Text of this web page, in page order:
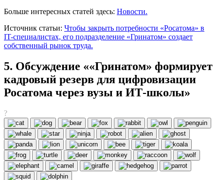
Больше интересных статей здесь: Новости.
Источник статьи: Чтобы закрыть потребности «Росатома» в
IT-специалистах, его подразделение «Гринатом» создает
собственный рынок труда.
5. Обсуждение ««Гринатом» формирует
кадровый резерв для цифровизации
Росатома через вузы и ИТ-школы»
?